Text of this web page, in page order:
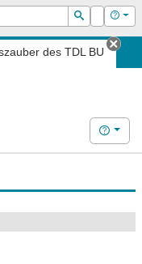
Suchen
Login Hilfe
des TDL BU
Hilfe